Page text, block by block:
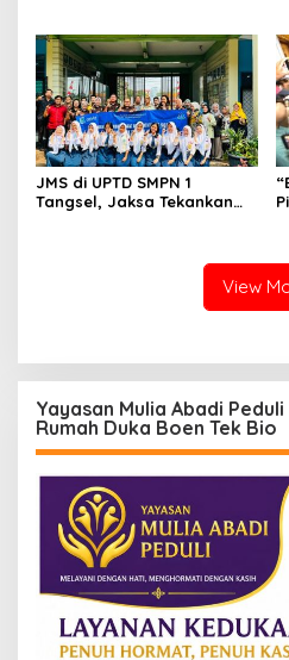
JMS di UPTD SMPN 1
Tangsel, Jaksa Tekankan
View
Yayasan Mulia Abadi
Rumah Duka Boen Tek Bio